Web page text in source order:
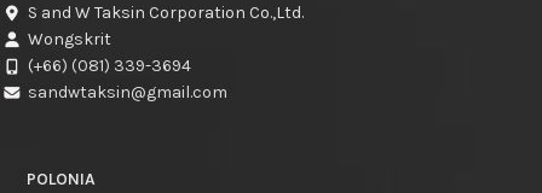
S and W Taksin Corporation Co.,Ltd.
Wongskrit
(+66) (081) 339-3694
sandwtaksin@gmail.com
POLONIA